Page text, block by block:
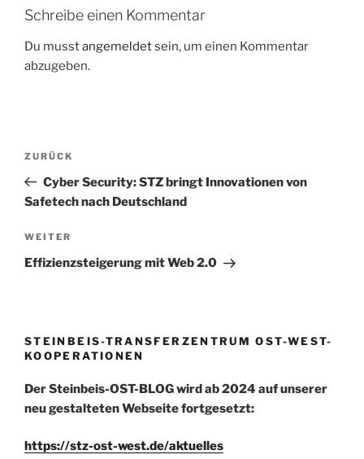
o
k
n
Schreibe einen Kommentar
Du musstangemeldetsein, um einen Kommentar
abzugeben.
Beitragsnavigation
Vorheriger
Beitrag
ZURÜCK
Cyber Security: STZ bringt Innovationen von
Safetech nach Deutschland
Nächster
Beitrag
WEITER
Effizienzsteigerung mit Web 2.0
STEINBEIS-TRANSFERZENTRUM OST-WEST-
KOOPERATIONEN
Der Steinbeis-OST-BLOG wird ab 2024 auf unserer
neu gestalteten Webseite fortgesetzt:
https://stz-ost-west.de/aktuelles